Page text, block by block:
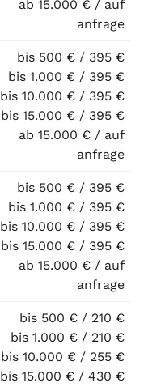
ab 15.000 € / auf
anfrage
bis 500 € / 395 €
bis 1.000 € / 395 €
bis 10.000 € / 395 €
bis 15.000 € / 395 €
ab 15.000 € / auf
anfrage
bis 500 € / 395 €
bis 1.000 € / 395 €
bis 10.000 € / 395 €
bis 15.000 € / 395 €
ab 15.000 € / auf
anfrage
bis 500 € / 210 €
bis 1.000 € / 210 €
bis 10.000 € / 255 €
bis 15.000 € / 430 €